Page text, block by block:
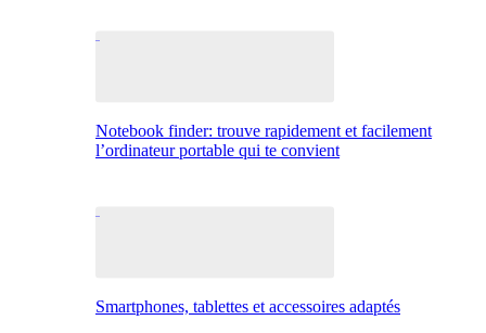
Notebook finder: trouve rapidement et facilement
l’ordinateur portable qui te convient
Smartphones, tablettes et accessoires adaptés